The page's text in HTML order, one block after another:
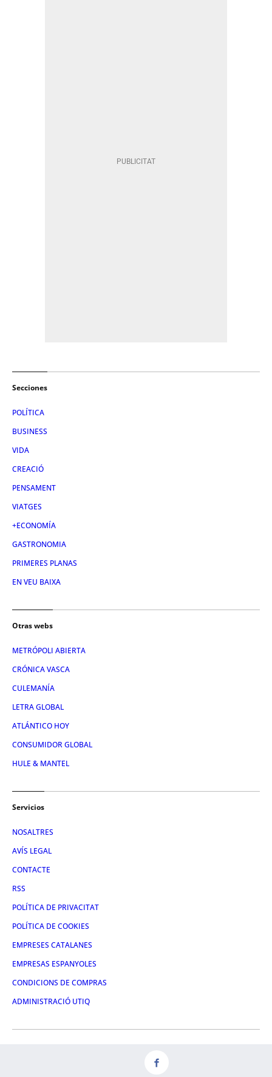
Secciones
POLÍTICA
BUSINESS
VIDA
CREACIÓ
PENSAMENT
VIATGES
+ECONOMÍA
GASTRONOMIA
PRIMERES PLANAS
EN VEU BAIXA
Otras webs
METRÓPOLI ABIERTA
CRÓNICA VASCA
CULEMANÍA
LETRA GLOBAL
ATLÁNTICO HOY
CONSUMIDOR GLOBAL
HULE & MANTEL
Servicios
NOSALTRES
AVÍS LEGAL
CONTACTE
RSS
POLÍTICA DE PRIVACITAT
POLÍTICA DE COOKIES
EMPRESES CATALANES
EMPRESAS ESPANYOLES
CONDICIONS DE COMPRAS
ADMINISTRACIÓ UTIQ